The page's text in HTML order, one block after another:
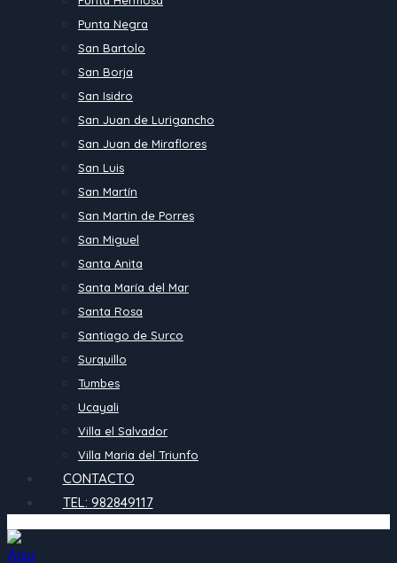
Punta Negra
San Bartolo
San Borja
San Isidro
San Juan de Lurigancho
San Juan de Miraflores
San Luis
San Martín
San Martin de Porres
San Miguel
Santa Anita
Santa María del Mar
Santa Rosa
Santiago de Surco
Surquillo
Tumbes
Ucayali
Villa el Salvador
Villa Maria del Triunfo
CONTACTO
TEL: 982849117